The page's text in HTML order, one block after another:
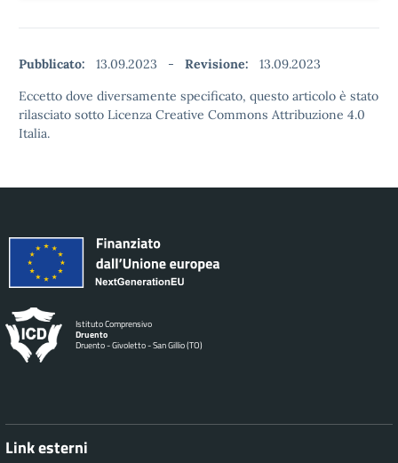
Pubblicato: 13.09.2023 - Revisione:
13.09.2023
Eccetto dove diversamente specificato, questo articolo è stato
rilasciato sotto Licenza Creative Commons Attribuzione 4.0
Italia.
Istituto Comprensivo
Druento
Druento - Givoletto - San Gillio (TO)
Link esterni